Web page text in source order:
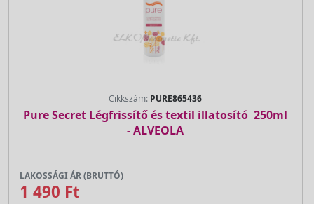
Cikkszám: PURE865436
Pure Secret Légfrissítő és textil illatosító  250ml
- ALVEOLA
LAKOSSÁGI ÁR (BRUTTÓ)
1 490 Ft